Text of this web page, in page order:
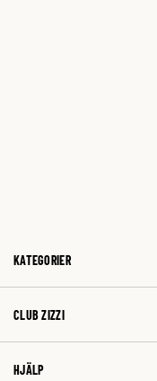
KATEGORIER
CLUB ZIZZI
HJÄLP